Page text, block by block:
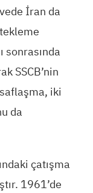
İran da
sonrasında
SSCB’nin
iki
da
çatışma
1961’de